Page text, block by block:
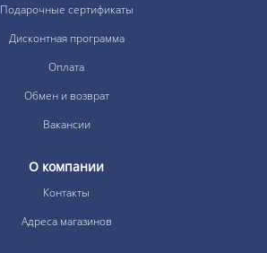
Подарочные сертификаты
Дисконтная программа
Оплата
Обмен и возврат
Вакансии
О компании
Контакты
Адреса магазинов